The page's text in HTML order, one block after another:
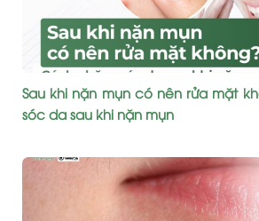
Sau khi nặn mụn có nên rửa mặt
sóc da sau khi nặn mụn